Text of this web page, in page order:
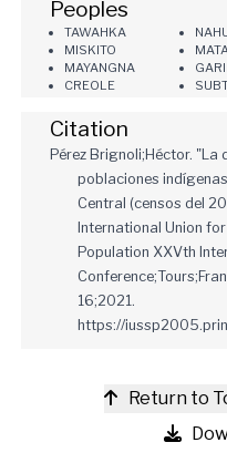
Peoples
TAWAHKA
MISKITO
MAYANGNA
CREOLE
Citation
Pérez Brignoli;Héctor.
poblaciones
Central (censos del
International Union
Population XXVth
16;2021.
https://
Return to